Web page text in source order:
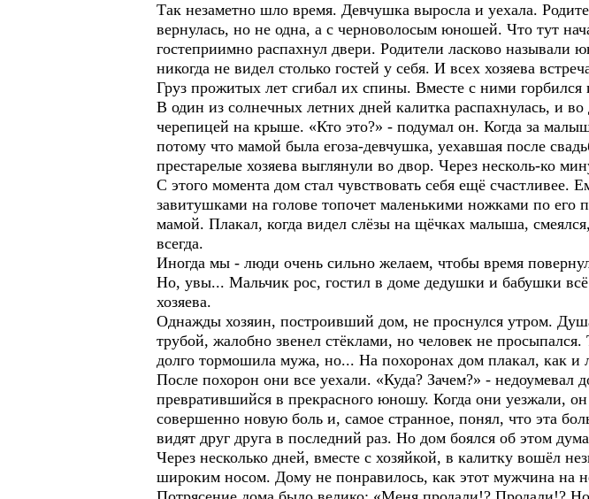
Так незаметно шло время. Девчушка выросла и уехала.
вернулась, но не одна, а с черноволосым юношей. Что тут
гостеприимно распахнул двери. Родители ласково
никогда не видел столько гостей у себя. И всех хозяева
Груз прожитых лет сгибал их спины. Вместе с ними горбился
В один из солнечных летних дней калитка распахнулась, и
черепицей на крыше. «Кто это?» - подумал он. Когда за
потому что мамой была егоза-девчушка, уехавшая после
престарелые хозяева выглянули во двор. Через несколь-ко
С этого момента дом стал чувствовать себя ещё счастливее.
завитушками на голове топочет маленькими ножками по его
мамой. Плакал, когда видел слёзы на щёчках малыша,
всегда.
Иногда мы - люди очень сильно желаем, чтобы время
Но, увы... Мальчик рос, гостил в доме дедушки и бабушки
хозяева.
Однажды хозяин, построивший дом, не проснулся утром.
трубой, жалобно звенел стёклами, но человек не
долго тормошила мужа, но... На похоронах дом плакал, как
После похорон они все уехали. «Куда? Зачем?» -
превратившийся в прекрасного юношу. Когда они уезжали,
совершенно новую боль и, самое странное, понял, что эта
видят друг друга в последний раз. Но дом боялся об этом
Через несколько дней, вместе с хозяйкой, в калитку вошёл
широким носом. Дому не понравилось, как этот мужчина на